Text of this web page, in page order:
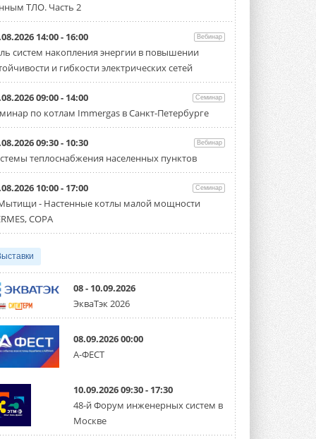
Тепловые насосы в связке с
солнечной генерацией и
накопителем снижают
потребление на 60%
Исследователи из Италии установили ...
4 АВГУСТА 2026
«РУСКЛИМАТ Fest 2026» в Уфе
собрал свыше 700 профи
климатической отрасли
Организатором выступил торгово-
производственный холдинг ...
ЦОД с плотностью 54 кВт на
стойку
3 АВГУСТА 2026
систему DVM на R32
Линейка включает семь типоразмеров
производительностью от 22,4 до 56 кВт.
Суммарная длина трубопроводов ...
3 АВГУСТА 2026
«СиСофт Девелопмент» подвел
итоги конкурса студенческих
стартует уже в сентябре 2026 года ...
3 АВГУСТА 2026
«Русклимат» укрепляет
ТЛО. Часть 2
14:00 - 16:00 Вебинар
систем накопления энергии в повышении
и гибкости электрических сетей
09:00 - 14:00 Семинар
по котлам Immergas в Санкт-Петербурге
09:30 - 10:30 Вебинар
теплоснабжения населенных пунктов
10:00 - 17:00 Семинар
- Настенные котлы малой мощности
COPA
08 - 10.09.2026
ЭкваТэк 2026
08.09.2026 00:00
А-ФЕСТ
10.09.2026 09:30 - 17:30
48-й Форум инженерных систем в
Москве